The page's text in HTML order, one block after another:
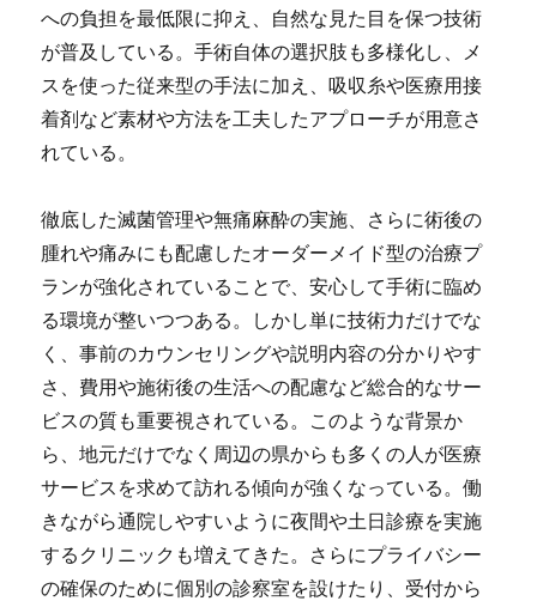
への負担を最低限に抑え、自然な見た目を保つ技術
が普及している。手術自体の選択肢も多様化し、メ
スを使った従来型の手法に加え、吸収糸や医療用接
着剤など素材や方法を工夫したアプローチが用意さ
れている。
徹底した滅菌管理や無痛麻酔の実施、さらに術後の
腫れや痛みにも配慮したオーダーメイド型の治療プ
ランが強化されていることで、安心して手術に臨め
る環境が整いつつある。しかし単に技術力だけでな
く、事前のカウンセリングや説明内容の分かりやす
さ、費用や施術後の生活への配慮など総合的なサー
ビスの質も重要視されている。このような背景か
ら、地元だけでなく周辺の県からも多くの人が医療
サービスを求めて訪れる傾向が強くなっている。働
きながら通院しやすいように夜間や土日診療を実施
するクリニックも増えてきた。さらにプライバシー
の確保のために個別の診察室を設けたり、受付から